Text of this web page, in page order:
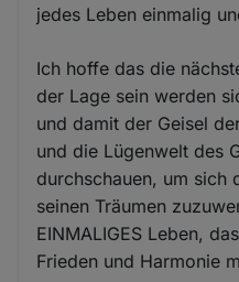
jedes Leben einmalig
Ich hoffe das die
der Lage sein werden
und damit der Geisel
und die Lügenwelt des
durchschauen, um sich
seinen Träumen
EINMALIGES Leben,
Frieden und Harmonie